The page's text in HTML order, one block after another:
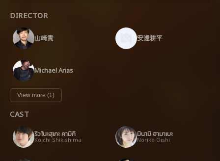
DIRECTOR
山崎貴 安達耕平
Michael Arias
View more (1)
CAST
ริวโนะสุเกะ คามิกิ
Koichi Shikishima
มินามิ ฮามาเบะ
Noriko Oishi